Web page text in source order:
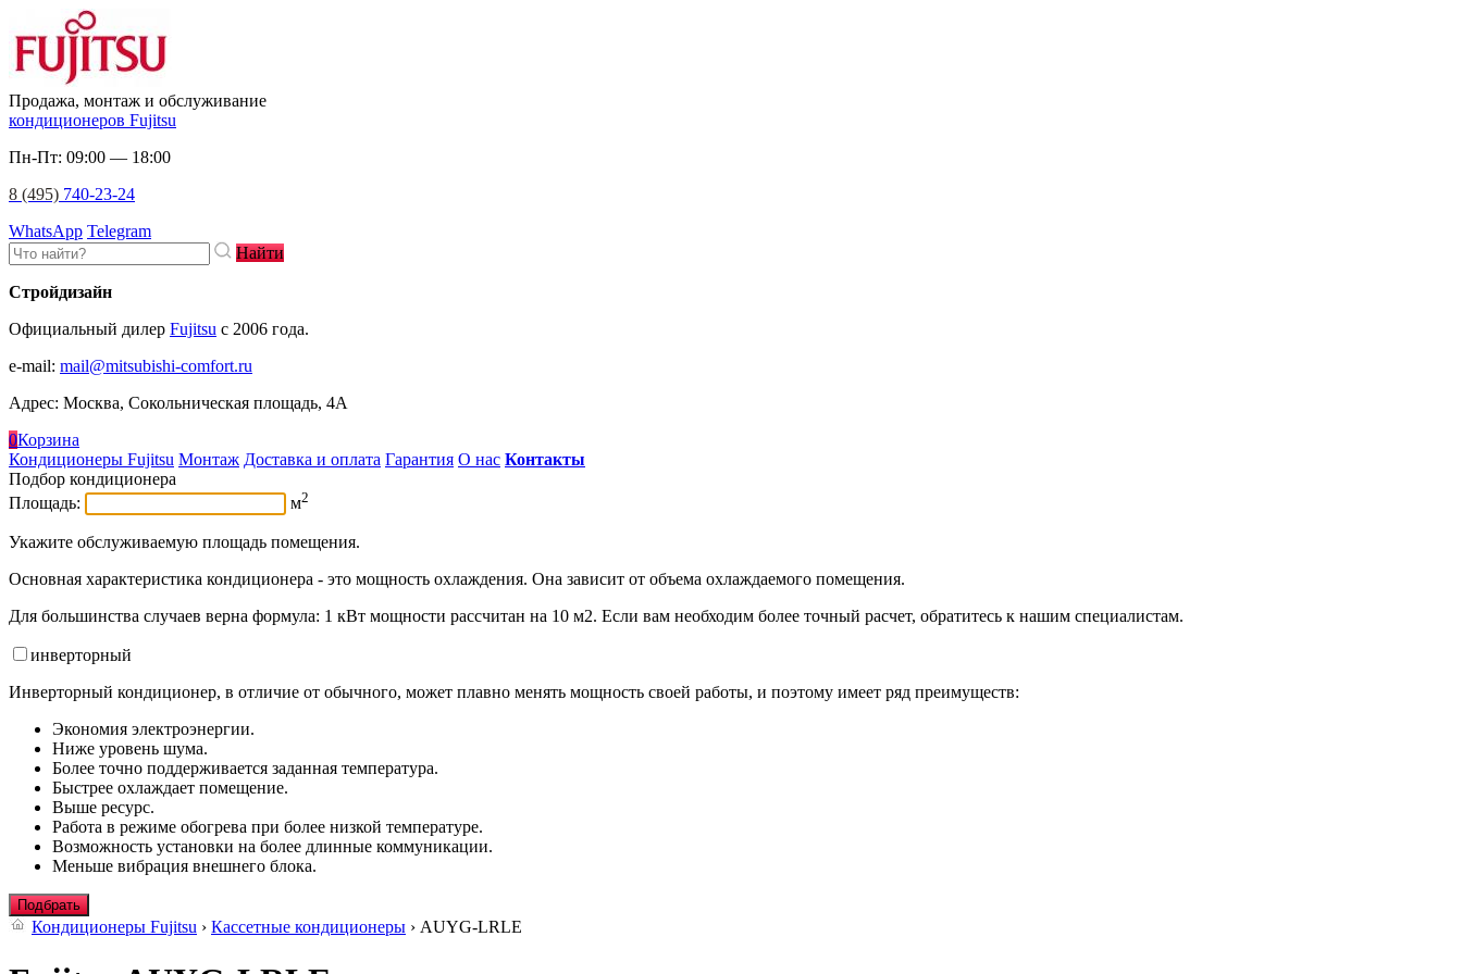
Продажа, монтаж и обслуживание
кондиционеров Fujitsu
Пн-Пт: 09:00 — 18:00
8 (495) 740-23-24
WhatsApp Telegram
Найти
Стройдизайн
Официальный дилер Fujitsu c 2006 года.
e-mail: mail@mitsubishi-comfort.ru
Адрес: Москва, Сокольническая площадь, 4А
0Корзина
Кондиционеры Fujitsu Монтаж Доставка и оплата Гарантия О нас Контакты
Подбор кондиционера
Площадь:
м2
Укажите обслуживаемую площадь помещения.
Основная характеристика кондиционера - это мощность охлаждения. Она зависит от объема охлаждаемого помещения.
Для большинства случаев верна формула: 1 кВт мощности рассчитан на 10 м2. Если вам необходим более точный расчет, обратитесь к нашим специалистам.
инверторный
Инверторный кондиционер, в отличие от обычного, может плавно менять мощность своей работы, и поэтому имеет ряд преимуществ:
Экономия электроэнергии.
Ниже уровень шума.
Более точно поддерживается заданная температура.
Быстрее охлаждает помещение.
Выше ресурс.
Работа в режиме обогрева при более низкой температуре.
Возможность установки на более длинные коммуникации.
Меньше вибрация внешнего блока.
Подбрать
Кондиционеры Fujitsu › Кассетные кондиционеры › AUYG-LRLE